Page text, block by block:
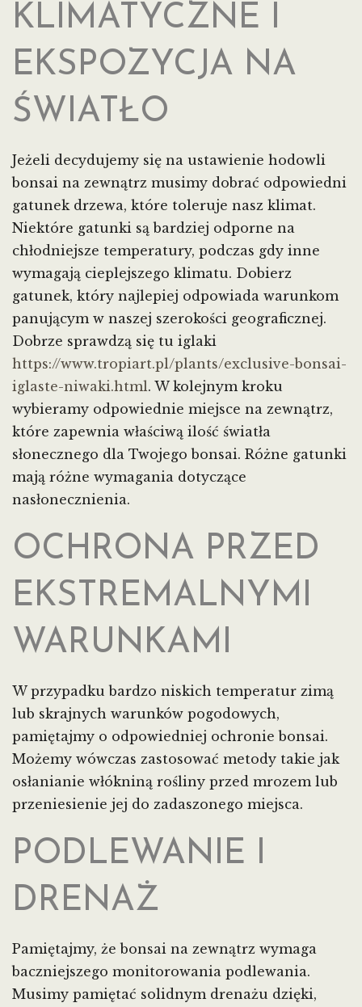
KLIMATYCZNE I
EKSPOZYCJA NA
ŚWIATŁO
Jeżeli decydujemy się na ustawienie hodowli
bonsai na zewnątrz musimy dobrać odpowiedni
gatunek drzewa, które toleruje nasz klimat.
Niektóre gatunki są bardziej odporne na
chłodniejsze temperatury, podczas gdy inne
wymagają cieplejszego klimatu. Dobierz
gatunek, który najlepiej odpowiada warunkom
panującym w naszej szerokości geograficznej.
Dobrze sprawdzą się tu iglaki
https://www.tropiart.pl/plants/exclusive-bonsai-
iglaste-niwaki.html. W kolejnym kroku
wybieramy odpowiednie miejsce na zewnątrz,
które zapewnia właściwą ilość światła
słonecznego dla Twojego bonsai. Różne gatunki
mają różne wymagania dotyczące
nasłonecznienia.
OCHRONA PRZED
EKSTREMALNYMI
WARUNKAMI
W przypadku bardzo niskich temperatur zimą
lub skrajnych warunków pogodowych,
pamiętajmy o odpowiedniej ochronie bonsai.
Możemy wówczas zastosować metody takie jak
osłanianie włókniną rośliny przed mrozem lub
przeniesienie jej do zadaszonego miejsca.
PODLEWANIE I
DRENAŻ
Pamiętajmy, że bonsai na zewnątrz wymaga
baczniejszego monitorowania podlewania.
Musimy pamiętać solidnym drenażu dzięki,